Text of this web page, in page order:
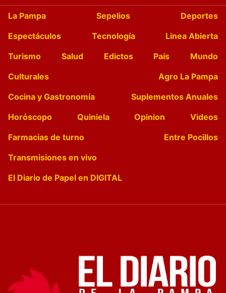
La Pampa Sepelios
Deportes
Espectáculos
Tecnología
Linea Abierta
Turismo
Salud Edictos País
Mundo
Culturales
Agro La Pampa
Cocina y Gastronomía
Suplementos Anuales
Horóscopo
Quiniela Opinion
Videos
Farmacias de turno
Entre Pocillos
Transmisiones en vivo
El Diario de Papel en DIGITAL